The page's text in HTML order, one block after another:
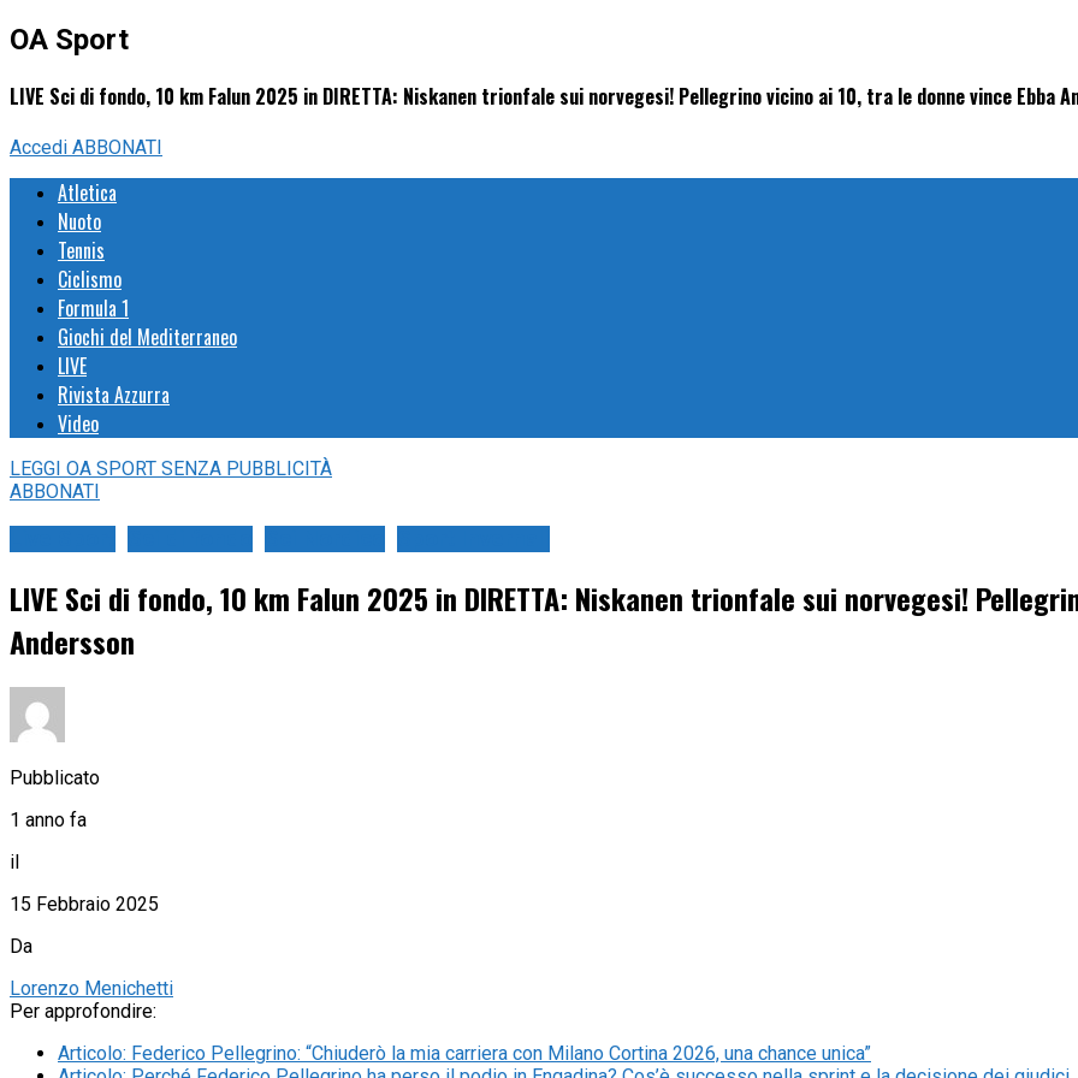
OA Sport
LIVE Sci di fondo, 10 km Falun 2025 in DIRETTA: Niskanen trionfale sui norvegesi! Pellegrino vicino ai 10, tra le donne vince Ebba
Accedi ABBONATI
Atletica
Nuoto
Tennis
Ciclismo
Formula 1
Giochi del Mediterraneo
LIVE
Rivista Azzurra
Video
LEGGI OA SPORT SENZA PUBBLICITÀ
ABBONATI
LIVE Sci di fondo, 10 km Falun 2025 in DIRETTA: Niskanen trionfale sui norvegesi!
Andersson
Pubblicato
1 anno fa
il
15 Febbraio 2025
Da
Lorenzo Menichetti
Per approfondire:
Articolo: Federico Pellegrino: “Chiuderò la mia carriera con Milano Cortina 2026, una chance unica”